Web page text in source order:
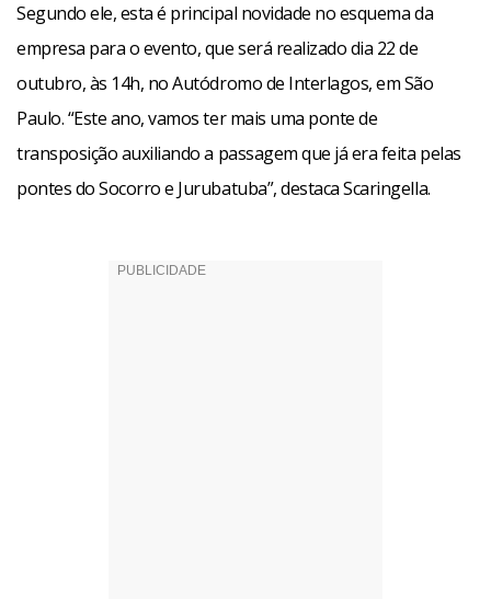
Segundo ele, esta é principal novidade no esquema da
empresa para o evento, que será realizado dia 22 de
outubro, às 14h, no Autódromo de Interlagos, em São
Paulo. “Este ano, vamos ter mais uma ponte de
transposição auxiliando a passagem que já era feita pelas
pontes do Socorro e Jurubatuba”, destaca Scaringella.